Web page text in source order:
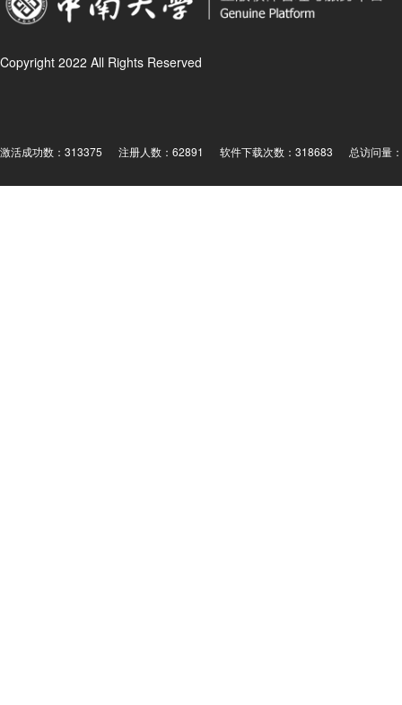
Copyright 2022 All Rights Reserved
激活成功数：313375 注册人数：62891 软件下载次数：318683 总访问量